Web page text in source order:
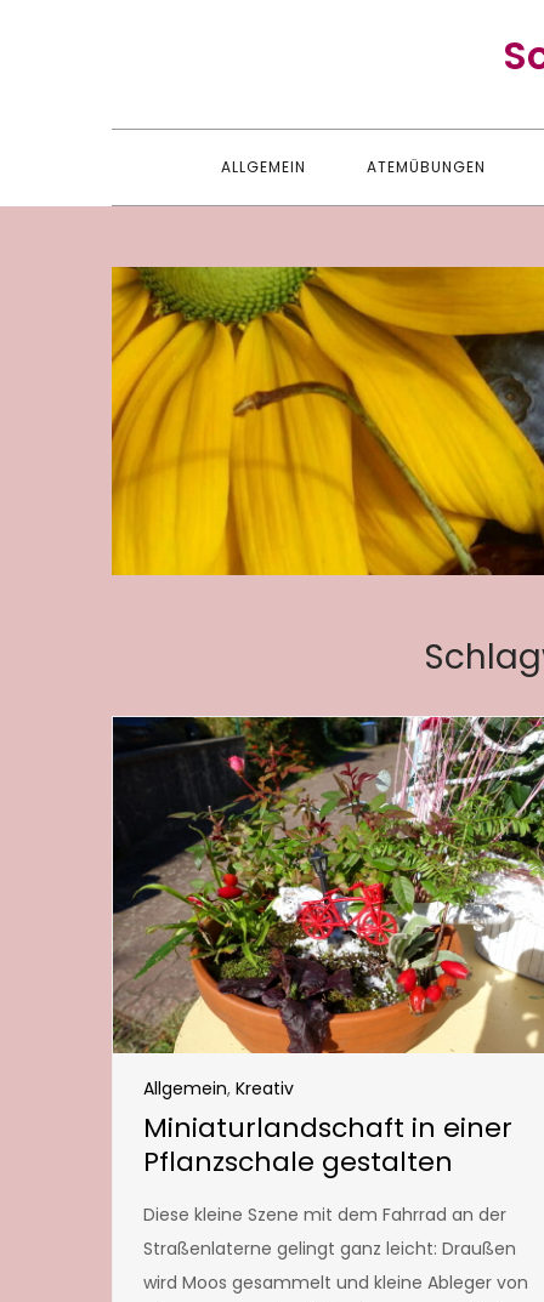
ALLGEMEIN ATEMÜBUNGEN
Allgemein, Kreativ
Miniaturlandschaft in einer
Pflanzschale gestalten
Diese kleine Szene mit dem Fahrrad an der
Straßenlaterne gelingt ganz leicht: Draußen
wird Moos gesammelt und kleine Ableger von